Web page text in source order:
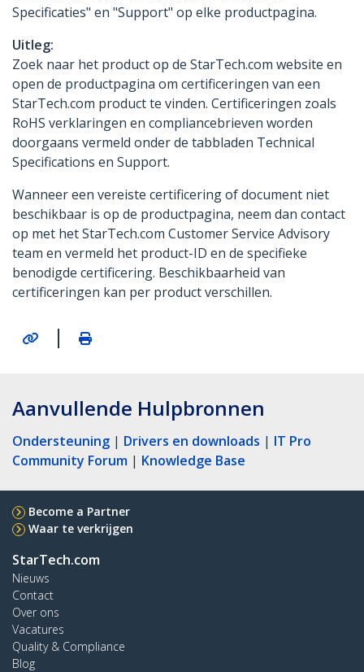
Specificaties" en "Support" op elke productpagina.
Uitleg:
Zoek naar het product op de StarTech.com website en
open de productpagina om certificeringen van een
StarTech.com product te vinden. Certificeringen zoals
RoHS verklaringen en compliancebrieven worden
doorgaans vermeld onder de tabbladen Technical
Specifications en Support.
Wanneer een vereiste certificering of document niet
beschikbaar is op de productpagina, neem dan contact
op met het StarTech.com Customer Service Advisory
team en vermeld het product-ID en de specifieke
benodigde certificering. Beschikbaarheid van
certificeringen kan per product verschillen.
|
Aanvullende Hulpbronnen
Ondersteuning | Drivers en downloads | IT Pro
Community Forum | Knowledge Base
Become a Partner
Waar te verkrijgen
StarTech.com
Nieuws
Contact
Over ons
Vacatures
Quality & Compliance
Blog